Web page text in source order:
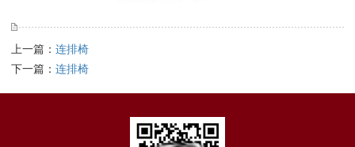
上一篇： 连排椅
下一篇： 连排椅